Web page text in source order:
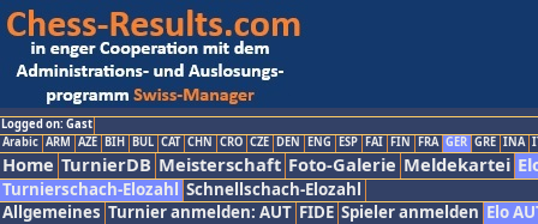
Logged on: Gast
Arabic ARM AZE BIH BUL CAT CHN CRO CZE DEN ENG ESP FAI FIN FRA GER GRE INA
Home TurnierDB Meisterschaft Foto-Galerie Meldekartei
Turnierschach-Elozahl Schnellschach-Elozahl
Allgemeines Turnier anmelden: AUT FIDE Spieler anmelden Elo